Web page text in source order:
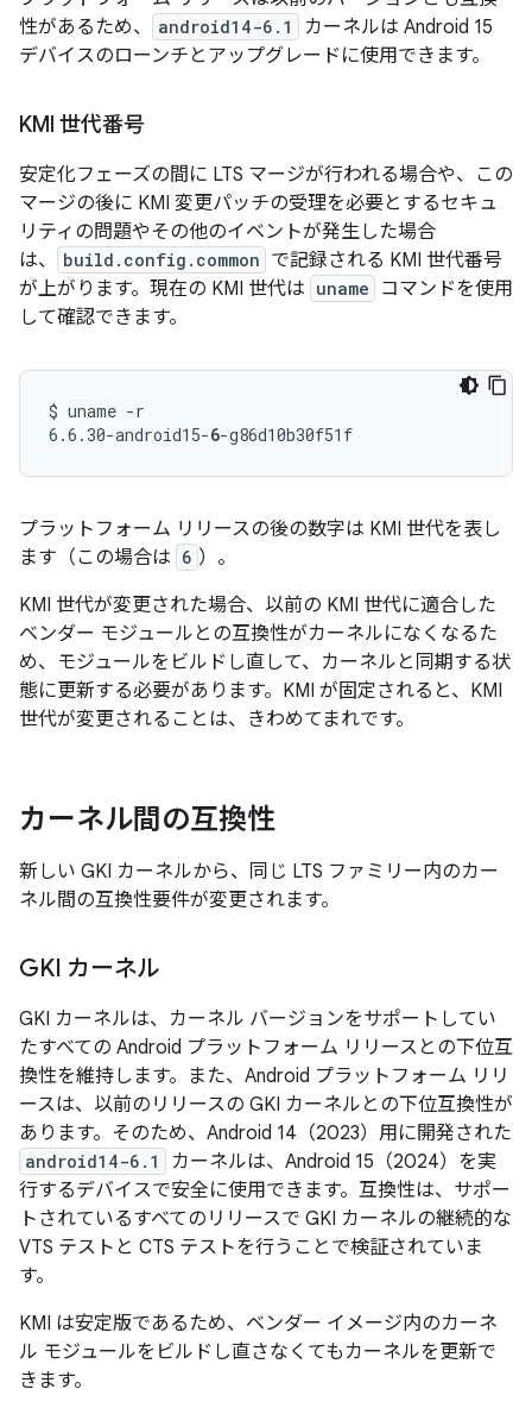
性があるため、
android14-6.1
カーネルは Android 15
デバイスのローンチとアップグレードに使用できます。
KMI 世代番号
安定化フェーズの間に LTS マージが行われる場合や、この
マージの後に KMI 変更パッチの受理を必要とするセキュ
リティの問題やその他のイベントが発生した場合
は、
build.config.common で記録される KMI 世代番号
が上がります。 現在の KMI 世代は uname
コマンドを使用
して確認できます。
$ uname -r
6.6.30-android15-6
プラットフォーム リリースの後の数字は KMI 世代を表し
ます（この場合は 6 ）。
KMI 世代が変更された場合、以前の KMI 世代に適合した
ベンダー モジュールとの互換性がカーネルになくなるた
め、モジュールをビルドし直して、カーネルと同期する状
態に更新する必要があります。KMI が固定されると、KMI
世代が変更されることは、きわめてまれです。
カーネル間の互換性
新しい GKI カーネルから、同じ LTS ファミリー内のカー
ネル間の互換性要件が変更されます。
GKI カーネル
GKI カーネルは、カーネル バージョンをサポートしてい
たすべての Android プラットフォーム リリースとの下位互
換性を維持します。また、Android プラットフォーム リリ
ースは、以前のリリースの GKI カーネルとの下位互換性が
あります。そのため、Android 14（2023）用に開発された
android14-6.1
カーネルは、Android 15（2024）を実
行するデバイスで安全に使用できます。互換性は、サポー
トされているすべてのリリースで GKI カーネルの継続的な
VTS テストと CTS テストを行うことで検証されていま
す。
KMI は安定版であるため、ベンダー イメージ内のカーネ
ル モジュールをビルドし直さなくてもカーネルを更新で
きます。